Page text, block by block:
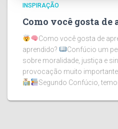
INSPIRAÇÃO
Como você gosta de
Como você gosta de
aprendido?
Confúcio um
sobre moralidade, justiça e
provocação muito
Segundo Confúcio,